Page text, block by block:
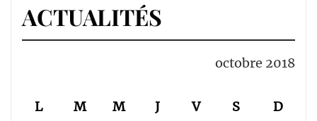
ACTUALITÉS
octobre 2018
L M M J V S D